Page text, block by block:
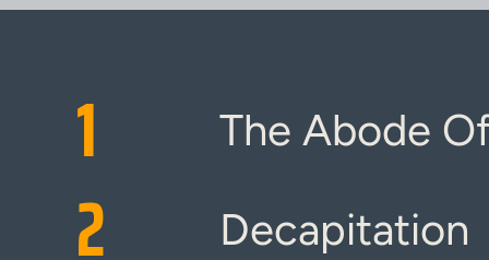
1 The Abode
2 Decapitation